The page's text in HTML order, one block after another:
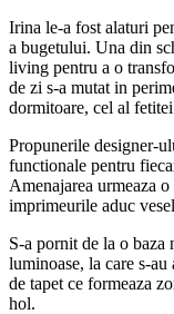
Irina le-a fost alaturi
a bugetului. Una din
living pentru a o
de zi s-a mutat in
dormitoare, cel al
Propunerile designer-
functionale pentru
Amenajarea urmeaza
imprimeurile aduc
S-a pornit de la o baza
luminoase, la care s-
de tapet ce formeaza
hol.